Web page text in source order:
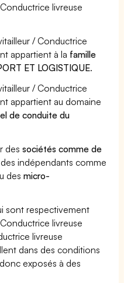
livreuse
/ Conductrice
appartient à la famille
ET LOGISTIQUE.
/ Conductrice
appartient au domaine
de conduite du
dessociétés comme de
indépendants comme
desmicro-
sont respectivement
livreuse
livreuse
dans des conditions
exposés à des